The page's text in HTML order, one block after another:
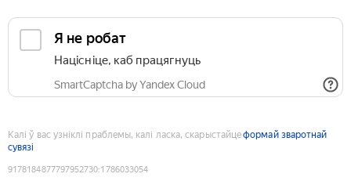
Я не робат
Націсніце, каб працягнуць
SmartCaptcha by Yandex Cloud
Калі ў вас узніклі праблемы, калі ласка, скарыстайцеформай зваротнай
сувязі
9178184877797952730:1786033054